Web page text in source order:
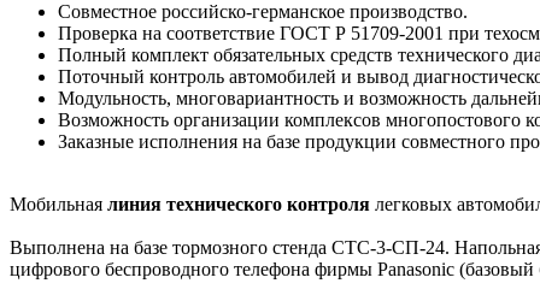
Совместное российско-германское производство.
Проверка на соответствие ГОСТ Р 51709-2001 при
Полный комплект обязательных средств технического
Поточный контроль автомобилей и вывод
Модульность, многовариантность и возможность
Возможность организации комплексов многопостового
Заказные исполнения на базе продукции совместного
Мобильная линия технического контроля легковых
Выполнена на базе тормозного стенда СТС-3-СП-24.
цифрового беспроводного телефона фирмы Panasonic